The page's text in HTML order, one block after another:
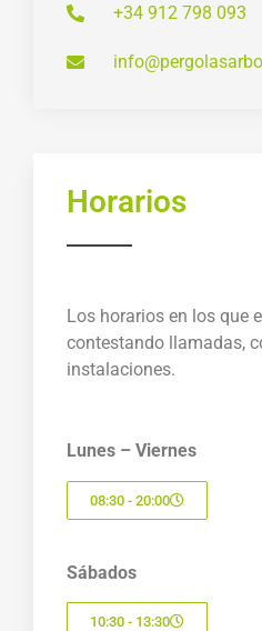
+34 912 798 093
Horarios
Los horarios en los que
contestando llamadas,
instalaciones.
Lunes – Viernes
08:30 - 20:00
Sábados
10:30 - 13:30